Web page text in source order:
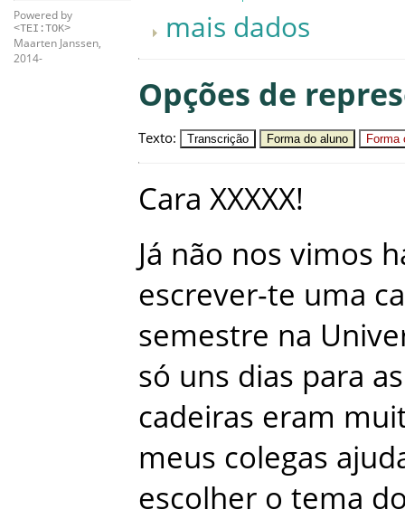
Powered by
<TEI:TOK>
Maarten Janssen,
2014-
mais dados
Opções de
Texto: Transcrição Forma do aluno Forma
Cara XXXXX!
Já não nos vimos
escrever-te uma
semestre na
só uns dias para as
cadeiras eram
meus colegas
escolher o tema